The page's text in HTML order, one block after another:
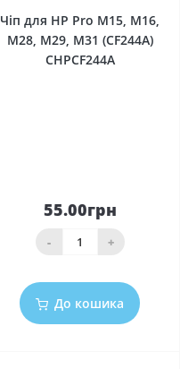
Чіп для HP Pro M15, M16,
M28, M29, M31 (CF244A)
CHPCF244A
55.00грн
- +
До кошика